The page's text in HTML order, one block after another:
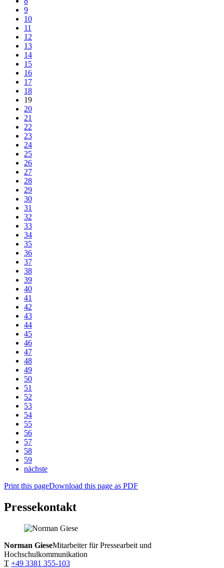
9
10
11
12
13
14
15
16
17
18
19
20
21
22
23
24
25
26
27
28
29
30
31
32
33
34
35
36
37
38
39
40
41
42
43
44
45
46
47
48
49
50
51
52
53
54
55
56
57
58
59
nächste
Print this pageDownload this page as PDF
Pressekontakt
Norman GieseMitarbeiter für Pressearbeit und
Hochschulkommunikation
T +49 3381 355-103